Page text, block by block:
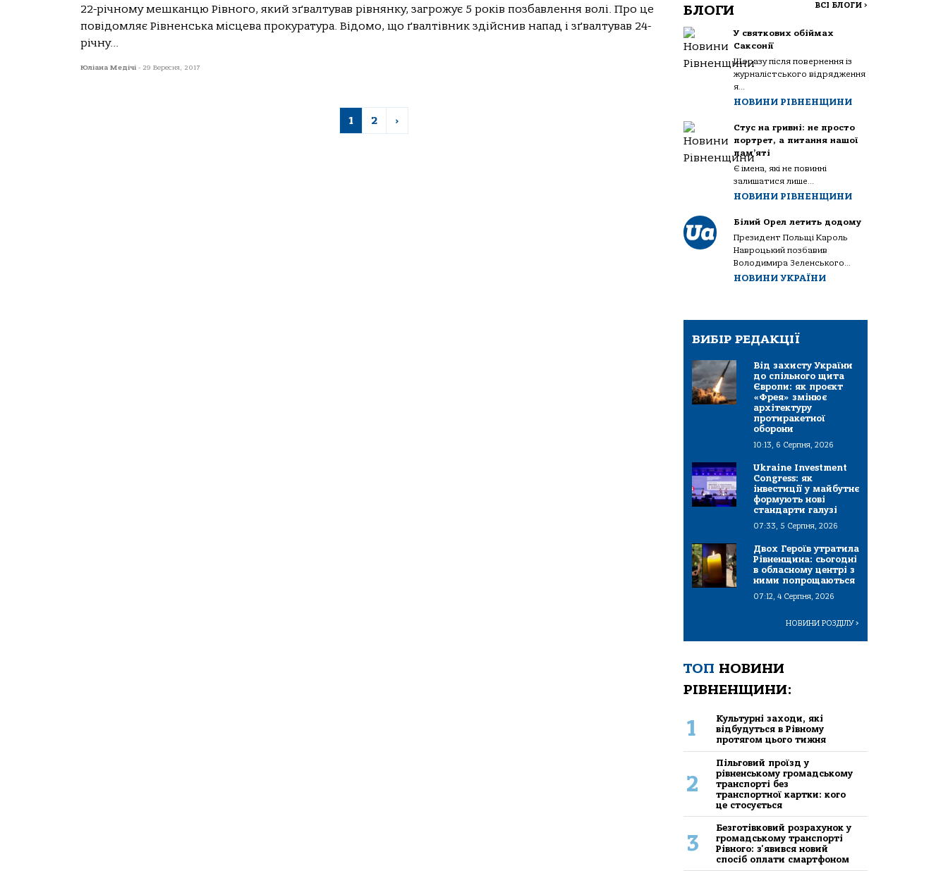
22-річному мешканцю Рівного, який зґвалтував рівнянку, загрожує 5 років позбавлення волі. Про це
повідомляє Рівненська місцева прокуратура. Відомо, що ґвалтівник здійснив напад і зґвалтував 24-
річну...
Юліана Медічі - 29 Вересня, 2017
1 2 ›
БЛОГИ ВСІ БЛОГИ >
У святкових обіймах
Саксонії
Щоразу після повернення із
журналістського відрядження
я...
НОВИНИ РІВНЕНЩИНИ
Стус на гривні: не просто
портрет, а питання нашої
пам’яті
Є імена, які не повинні
залишатися лише...
НОВИНИ РІВНЕНЩИНИ
Білий Орел летить додому
Президент Польщі Кароль
Навроцький позбавив
Володимира Зеленського...
НОВИНИ УКРАЇНИ
ВИБІР РЕДАКЦІЇ
Від захисту України
до спільного щита
Європи: як проєкт
«Фрея» змінює
архітектуру
протиракетної
оборони
10:13, 6 Серпня, 2026
Ukraine Investment
Congress: як
інвестиції у майбутнє
формують нові
стандарти галузі
07:33, 5 Серпня, 2026
Двох Героїв утратила
Рівненщина: сьогодні
в обласному центрі з
ними попрощаються
07:12, 4 Серпня, 2026
НОВИНИ РОЗДІЛУ>
ТОП НОВИНИ
РІВНЕНЩИНИ:
1
Культурні заходи, які
відбудуться в Рівному
протягом цього тижня
2
Пільговий проїзд у
рівненському громадському
транспорті без
транспортної картки: кого
це стосується
3
Безготівковий розрахунок у
громадському транспорті
Рівного: з'явився новий
спосіб оплати смартфоном